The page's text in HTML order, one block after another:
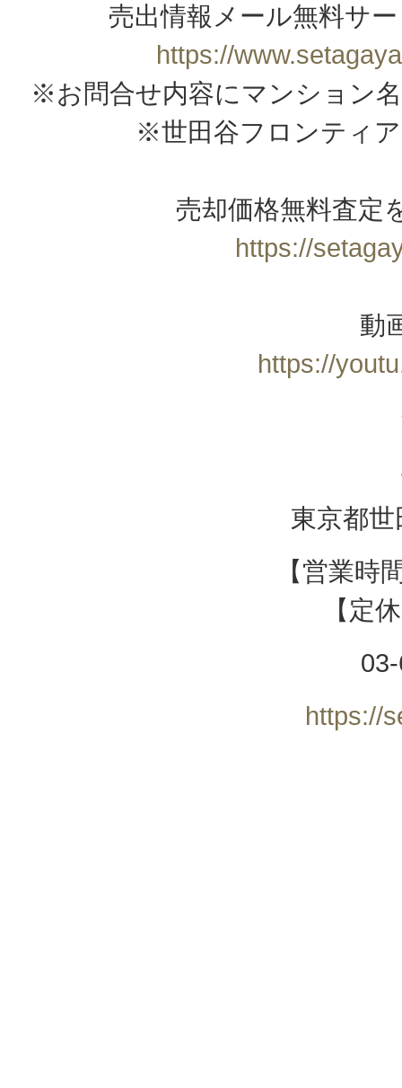
売出情報メール無料サ
https://
※お問合せ内容にマンション
※世田谷フロンティ
売却価格無料査定
https://
動
https://
東京都
【営業
【定
https://